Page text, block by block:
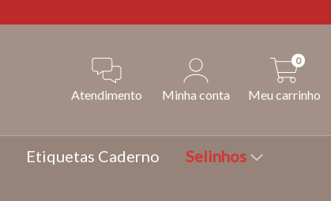
Atendimento Minha conta Meu carrinho
0
Etiquetas Caderno Selinhos